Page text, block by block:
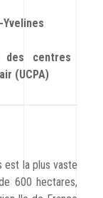
des centres
(UCPA)
est la plus vaste
600 hectares,